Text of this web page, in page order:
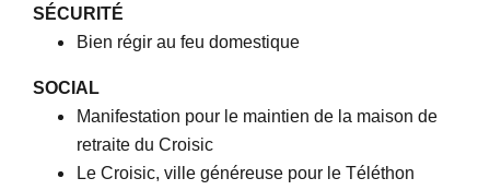
SÉCURITÉ
Bien régir au feu domestique
SOCIAL
Manifestation pour le maintien de la maison de
retraite du Croisic
Le Croisic, ville généreuse pour le Téléthon